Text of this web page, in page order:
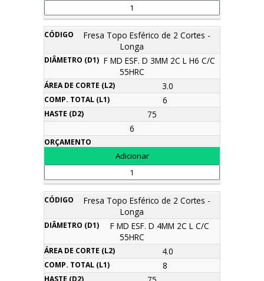
Fresa Topo Esférico de 2 Cortes -
Longa
F MD ESF. D 3MM 2C L H6 C/C
55HRC
3.0
6
75
6
Fresa Topo Esférico de 2 Cortes -
Longa
F MD ESF. D 4MM 2C L C/C
55HRC
4.0
8